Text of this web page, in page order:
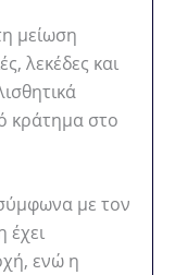
μείωση
λεκέδες και
κράτημα στο
με τον
έχει
ενώ η